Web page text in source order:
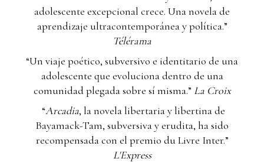
adolescente excepcional crece. Una novela de
aprendizaje ultracontemporánea y política.”
Télérama
“Un viaje poético, subversivo e identitario de una
adolescente que evoluciona dentro de una
comunidad plegada sobre sí misma.” La Croix
“Arcadia, la novela libertaria y libertina de
Bayamack-Tam, subversiva y erudita, ha sido
recompensada con el premio du Livre Inter.”
L'Express